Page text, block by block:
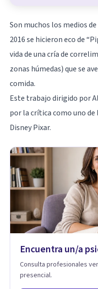
Son muchos los medios
2016 se hicieron eco de
vida de una cría de
zonas húmedas) que se
comida.
Este trabajo dirigido por
por la crítica como uno
Disney Pixar.
Encuentra un/a
Consulta profesionales
presencial.